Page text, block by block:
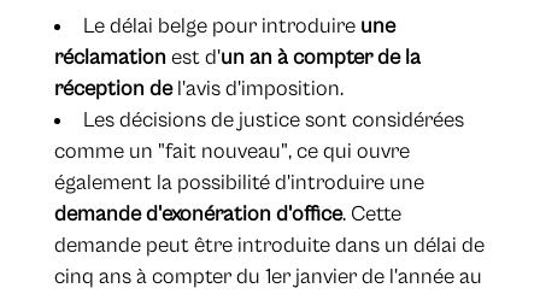
Le délai belge pour introduire une
réclamation est d'un an à compter de la
réception del'avis d'imposition.
Les décisions de justice sont considérées
comme un "fait nouveau", ce qui ouvre
également la possibilité d'introduire une
demande d'exonération d'office. Cette
demande peut être introduite dans un délai de
cinq ans à compter du 1er janvier de l'année au